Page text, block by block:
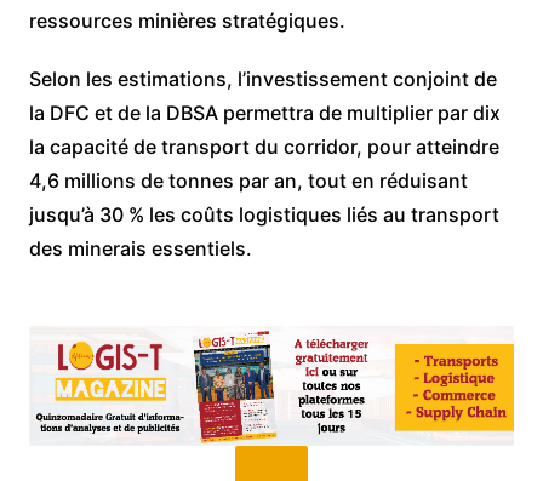
ressources minières stratégiques.
Selon les estimations, l’investissement conjoint de
la DFC et de la DBSA permettra de multiplier par dix
la capacité de transport du corridor, pour atteindre
4,6 millions de tonnes par an, tout en réduisant
jusqu’à 30 % les coûts logistiques liés au transport
des minerais essentiels.